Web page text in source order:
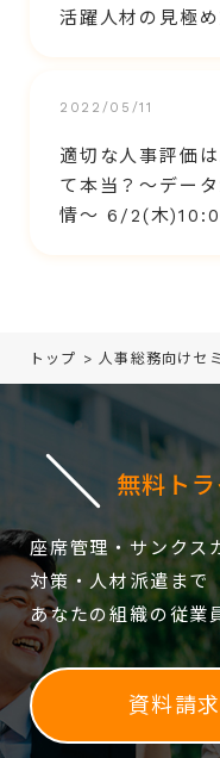
活躍人材の見極
2022/05/11
適切な人事評価
て本当？～デー
情～ 6/2(木
トップ >人事総務向けセ
無料ト
座席管理・サンクス
対策・人材派遣まで
あなたの組織の従業
資料請